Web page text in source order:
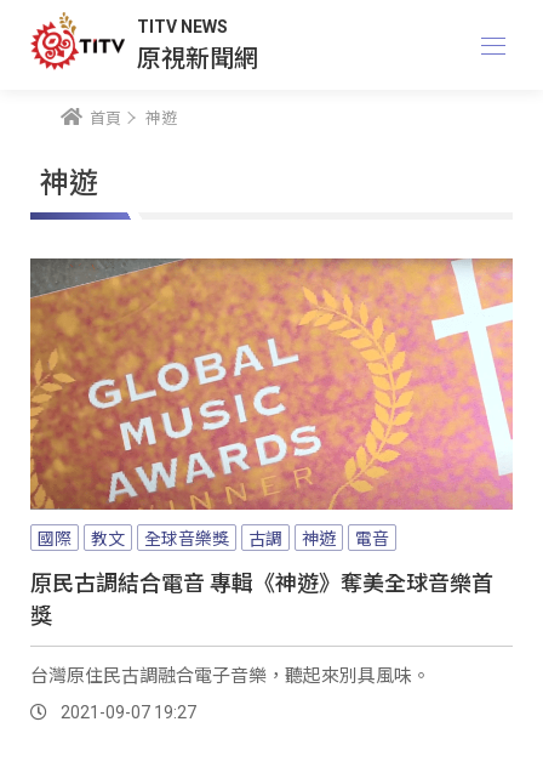
TITV NEWS
原視新聞網
首頁 神遊
神遊
國際 教文 全球音樂獎 古調 神遊 電音
原民古調結合電音 專輯《神遊》奪美全球音樂首
獎
台灣原住民古調融合電子音樂，聽起來別具風味。
2021-09-07 19:27